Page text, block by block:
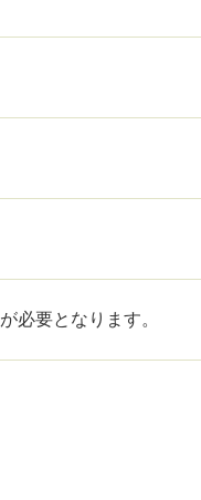
が必要となります。